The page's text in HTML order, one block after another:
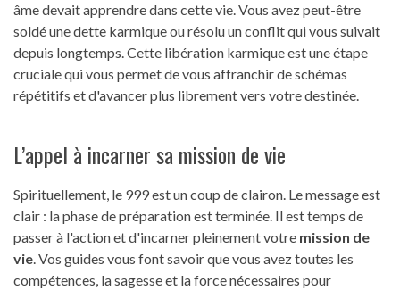
âme devait apprendre dans cette vie. Vous avez peut-être
soldé une dette karmique ou résolu un conflit qui vous suivait
depuis longtemps. Cette libération karmique est une étape
cruciale qui vous permet de vous affranchir de schémas
répétitifs et d'avancer plus librement vers votre destinée.
L’appel à incarner sa mission de vie
Spirituellement, le 999 est un coup de clairon. Le message est
clair : la phase de préparation est terminée. Il est temps de
passer à l'action et d'incarner pleinement votre mission de
vie. Vos guides vous font savoir que vous avez toutes les
compétences, la sagesse et la force nécessaires pour